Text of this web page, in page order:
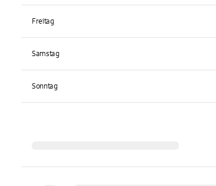
Freitag
Samstag
Sonntag